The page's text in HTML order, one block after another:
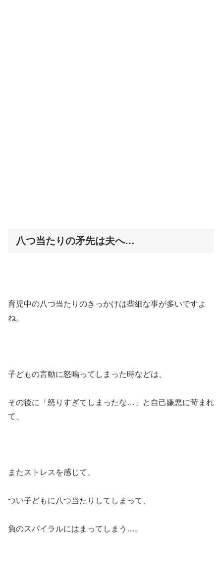
八つ当たりの矛先は夫へ…
育児中の八つ当たりのきっかけは些細な事が多いですよ
ね。
子どもの言動に怒鳴ってしまった時などは、
その後に「怒りすぎてしまったな…」と自己嫌悪に苛まれ
て、
またストレスを感じて、
つい子どもに八つ当たりしてしまって、
負のスパイラルにはまってしまう…。